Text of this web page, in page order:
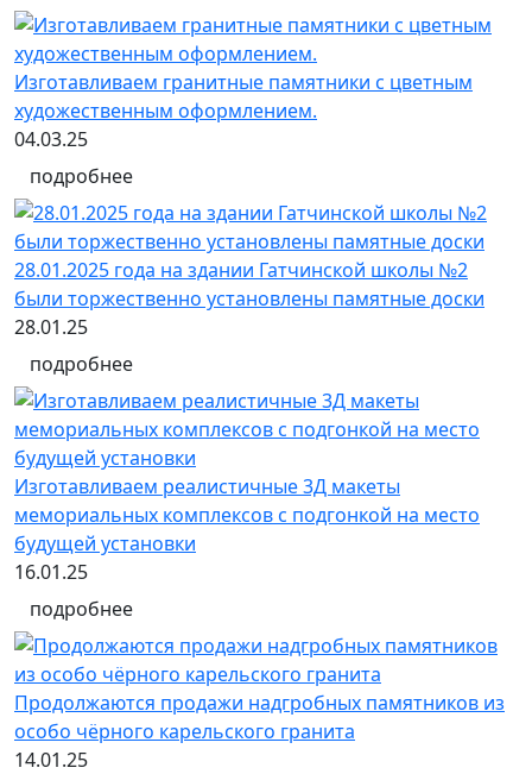
Изготавливаем гранитные памятники с цветным
художественным оформлением.
04.03.25
подробнее
28.01.2025 года на здании Гатчинской школы №2
были торжественно установлены памятные доски
28.01.25
подробнее
Изготавливаем реалистичные 3Д макеты
мемориальных комплексов с подгонкой на место
будущей установки
16.01.25
подробнее
Продолжаются продажи надгробных памятников из
особо чёрного карельского гранита
14.01.25